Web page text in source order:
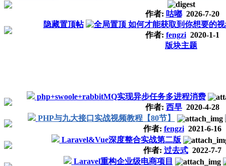
作者: 咕嘟2026-7-20
隐藏置顶帖
如何才能获取到你想要的
作者: fengzi2020-1-1
版块主题
php+swoole+rabbitMQ实现异步任务多进程消费
作者: 西早2020-4-28
PHP与九大接口实战视频教程【80节】
作者: fengzi2021-6-16
Laravel&Vue深度整合实战第二版
作者: 过去式2022-7-7
Laravel重构企业级电商项目